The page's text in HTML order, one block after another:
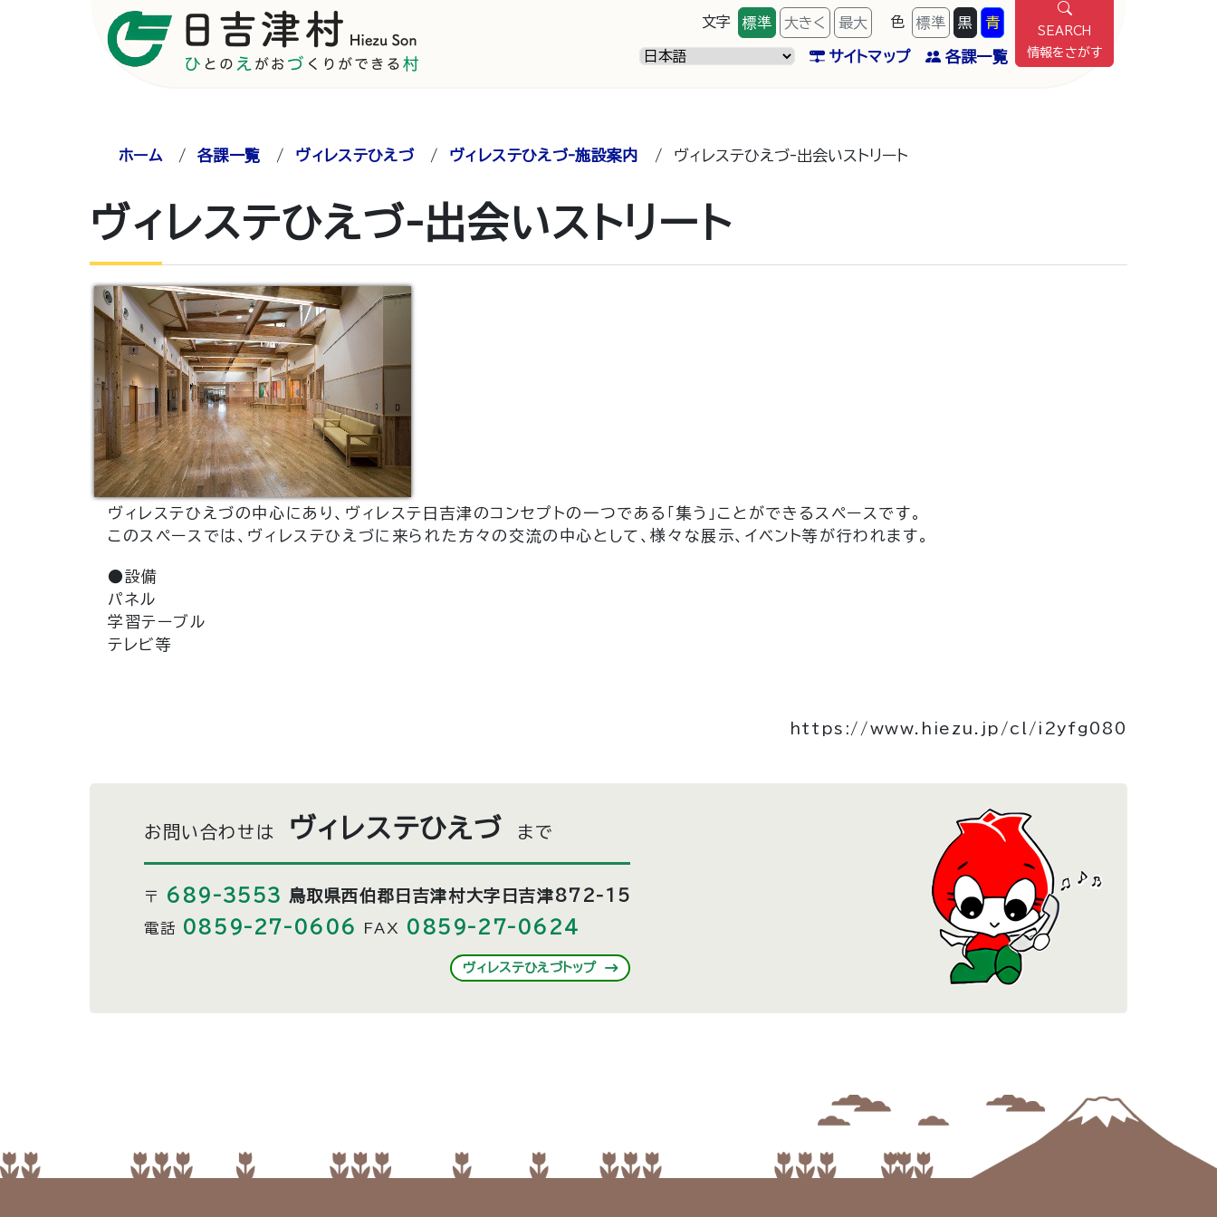
文字 標準 大きく 最大 色 標準 黒 青
サイトマップ 各課一覧
SEARCH
情報をさがす
ホーム /各課一覧 / ヴィレステひえづ/ ヴィレステひえづ-施設案内 / ヴィレステひえづ-出会いストリート
ヴィレステひえづ-出会いストリート
ヴィレステひえづの中心にあり、ヴィレステ日吉津のコンセプトの一つである「集う」ことができるスペースです。
このスペースでは、ヴィレステひえづに来られた方々の交流の中心として、様々な展示、イベント等が行われます。
●設備
パネル
学習テーブル
テレビ等
https://www.hiezu.jp/cl/i2yfg080
お問い合わせは ヴィレステひえづ まで
〒 689-3553 鳥取県西伯郡日吉津村大字日吉津872-15
電話 0859-27-0606 FAX 0859-27-0624
ヴィレステひえづトップ